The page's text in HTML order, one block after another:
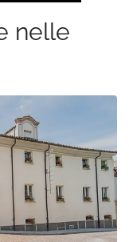
nelle